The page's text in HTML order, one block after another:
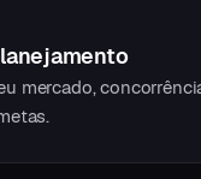
mercado,